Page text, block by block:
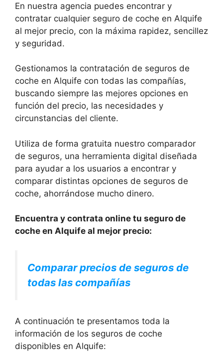
En nuestra agencia puedes encontrar y
contratar cualquier seguro de coche en Alquife
al mejor precio, con la máxima rapidez, sencillez
y seguridad.
Gestionamos la contratación de seguros de
coche en Alquife con todas las compañías,
buscando siempre las mejores opciones en
función del precio, las necesidades y
circunstancias del cliente.
Utiliza de forma gratuita nuestro comparador
de seguros, una herramienta digital diseñada
para ayudar a los usuarios a encontrar y
comparar distintas opciones de seguros de
coche, ahorrándose mucho dinero.
Encuentra y contrata online tu seguro de
coche en Alquife al mejor precio:
Comparar precios de seguros de
todas las compañías
A continuación te presentamos toda la
información de los seguros de coche
disponibles en Alquife: